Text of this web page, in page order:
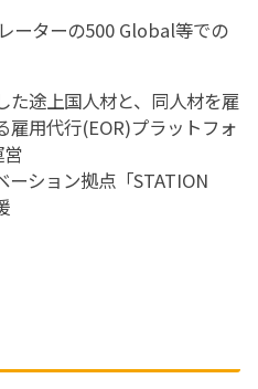
ーターの500 Global等での
途上国人材と、同人材を雇
雇用代行(EOR)プラットフォ
営
ション拠点「STATION